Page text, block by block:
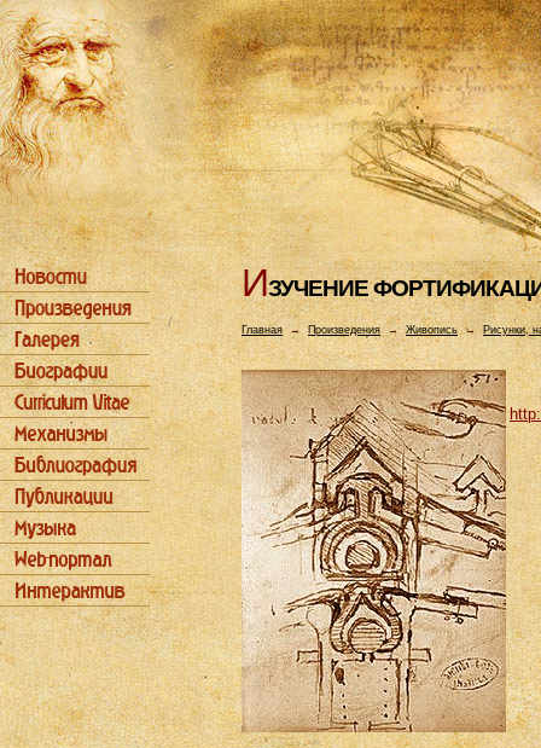
ИЗУЧЕHИЕ
Главная→ Произведения → Живопись → Рисунки,